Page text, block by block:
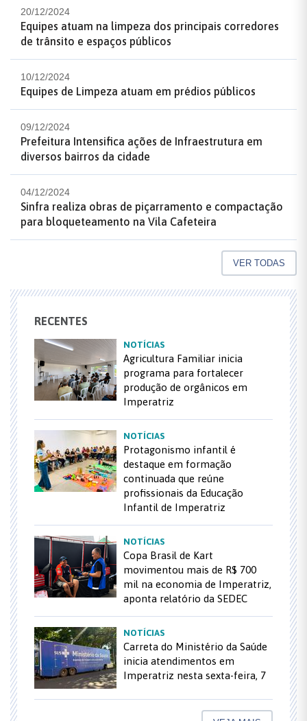
20/12/2024
Equipes atuam na limpeza dos principais corredores
de trânsito e espaços públicos
10/12/2024
Equipes de Limpeza atuam em prédios públicos
09/12/2024
Prefeitura Intensifica ações de Infraestrutura em
diversos bairros da cidade
04/12/2024
Sinfra realiza obras de piçarramento e compactação
para bloqueteamento na Vila Cafeteira
VER TODAS
RECENTES
NOTÍCIAS
Agricultura Familiar inicia
programa para fortalecer
produção de orgânicos em
Imperatriz
NOTÍCIAS
Protagonismo infantil é
destaque em formação
continuada que reúne
profissionais da Educação
Infantil de Imperatriz
NOTÍCIAS
Copa Brasil de Kart
movimentou mais de R$ 700
mil na economia de Imperatriz,
aponta relatório da SEDEC
NOTÍCIAS
Carreta do Ministério da Saúde
inicia atendimentos em
Imperatriz nesta sexta-feira, 7